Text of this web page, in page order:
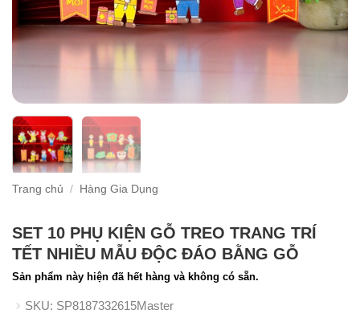
Trang chủ / Hàng Gia Dụng
SET 10 PHỤ KIỆN GỖ TREO TRANG TRÍ
TẾT NHIỀU MẪU ĐỘC ĐÁO BẰNG GỖ
Sản phẩm này hiện đã hết hàng và không có sẵn.
SKU: SP8187332615Master